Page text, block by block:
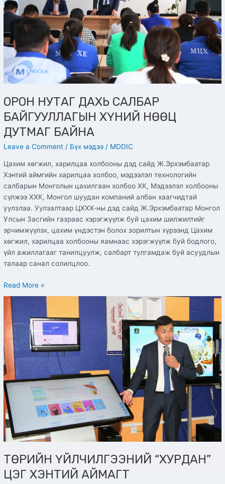
ОРОН НУТАГ ДАХЬ САЛБАР
БАЙГУУЛЛАГЫН ХҮНИЙ НӨӨЦ
ДУТМАГ БАЙНА
Leave a Comment / Бүх мэдээ / MDDIC
Цахим хөгжил, харилцаа холбооны дэд сайд Ж.Эрхэмбаатар
Хэнтий аймгийн харилцаа холбоо, мэдээлэл технологийн
салбарын Монголын цахилгаан холбоо ХК, Мэдээлэл холбооны
сүлжээ ХХК, Монгол шуудан компаний албан хаагчидтай
уулзлаа. Уулзалтаар ЦХХХ-ны дэд сайд Ж.Эрхэмбаатар Монгол
Улсын Засгийн газраас хэрэгжүүлж буй цахим шилжилтийг
эрчимжүүлэх, цахим үндэстэн болох зорилтын хүрээнд Цахим
хөгжил, харилцаа холбооны яамнаас хэрэгжүүлж буй бодлого,
үйл ажиллагааг танилцуулж, салбарт тулгамдаж буй асуудлын
талаар санал солилцлоо.
НӨӨЦ
ДУТМАГ
БАЙНА
Read More »
ТӨРИЙН ҮЙЛЧИЛГЭЭНИЙ “ХУРДАН”
ЦЭГ ХЭНТИЙ АЙМАГТ
ТӨРИЙН
ҮЙЛЧИЛГЭЭНИЙ
“ХУРДАН”
ЦЭГ
ХЭНТИЙ
АЙМАГТ